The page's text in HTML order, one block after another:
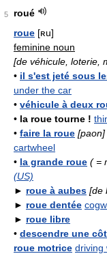
5
roué
roue [ʀu]
feminine noun
[de véhicule, loterie,
• il s'est jeté sous
under the car
• véhicule à deux
• la roue tourne !
• faire la roue [paon]
cartwheel
• la grande roue ( =
(US)
► roue à aubes [de
► roue dentée
► roue libre
• descendre une
roue motrice driving